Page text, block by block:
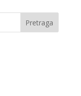
Pretraga